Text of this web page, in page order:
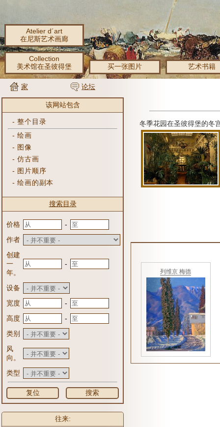
Atelier d´art
在尼斯艺术画廊
Collection
美术馆在圣彼得堡
买一张图片 艺术书籍
家 论坛
该网站包含
-整个目录
-绘画
- 图像
-仿古画
- 图片顺序
-绘画的副本
搜索目录
价格
-
作者
创建
一
年。
-
设备
宽度
-
高度
-
类别
风
向。
类型
复位 搜索
往来:
冬季花园在圣彼得堡的冬
列维京 梅德